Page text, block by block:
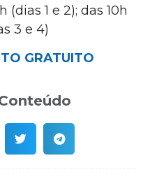
(dias 1 e 2); das 10h
3 e 4)
GRATUITO